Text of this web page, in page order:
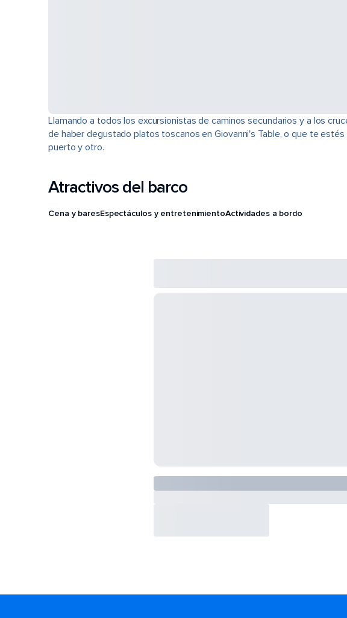
Llamando a todos los excursionistas de caminos secundarios y a los
de haber degustado platos toscanos en Giovanni's Table, o que te
puerto y otro.
Atractivos del barco
Cena y baresEspectáculos y entretenimientoActividades a bordo